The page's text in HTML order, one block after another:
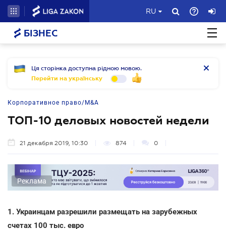
RU
БІЗНЕС
Ця сторінка доступна рідною мовою.
Перейти на українську
Корпоративное право/M&A
ТОП-10 деловых новостей недели
21 декабря 2019, 10:30 874 0
Реклама
1. Украинцам разрешили размещать на зарубежных
счетах 100 тыс. евро